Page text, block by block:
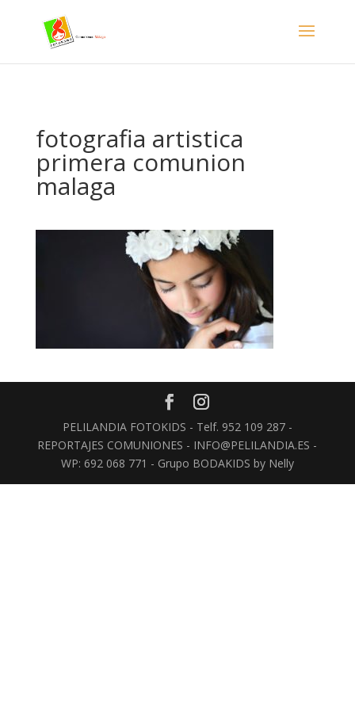
fotografia artistica
primera comunion
malaga
PELILANDIA FOTOKIDS - Telf. 952 109 287 -
REPORTAJES COMUNIONES - INFO@PELILANDIA.ES -
WP: 692 068 771 - Grupo BODAKIDS by Nelly